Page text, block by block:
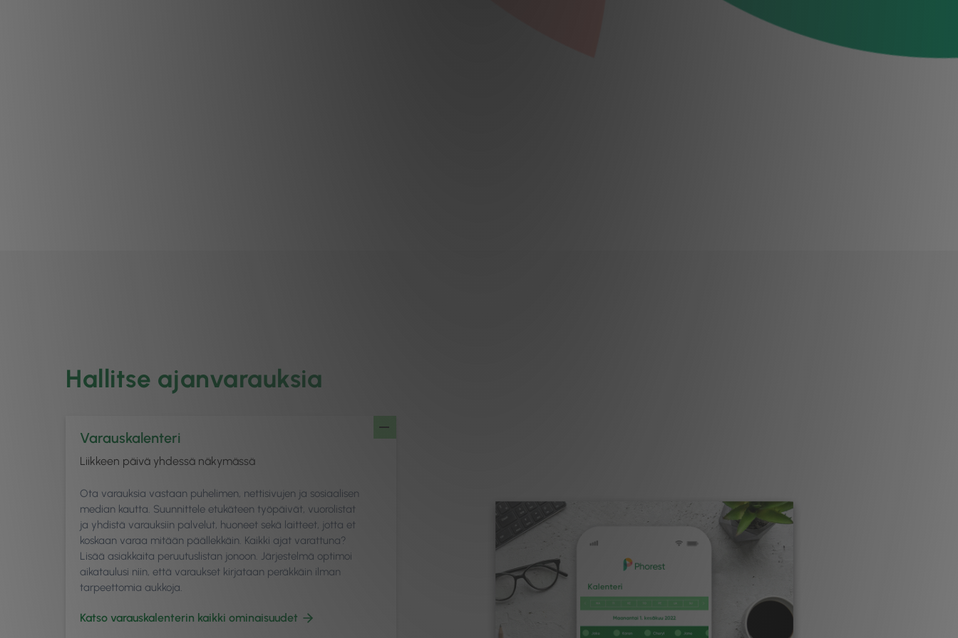
Hallitse ajanvarauksia
Varauskalenteri
Liikkeen päivä yhdessä näkymässä
Ota varauksia vastaan puhelimen, nettisivujen ja sosiaalisen
median kautta. Suunnittele etukäteen työpäivät, vuorolistat
ja yhdistä varauksiin palvelut, huoneet sekä laitteet, jotta et
koskaan varaa mitään päällekkäin. Kaikki ajat varattuna?
Lisää asiakkaita peruutuslistan jonoon. Järjestelmä optimoi
aikataulusi niin, että varaukset kirjataan peräkkäin ilman
tarpeettomia aukkoja.
Katso varauskalenterin kaikki ominaisuudet